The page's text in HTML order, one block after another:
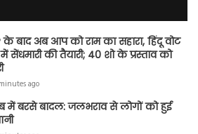
के बाद अब आप को राम का सहारा, हिंदू वोट
सेंधमारी की तैयारी; 40 शो के प्रस्ताव को
ago
में बरसे बादल: जलभराव से लोगों को हुई